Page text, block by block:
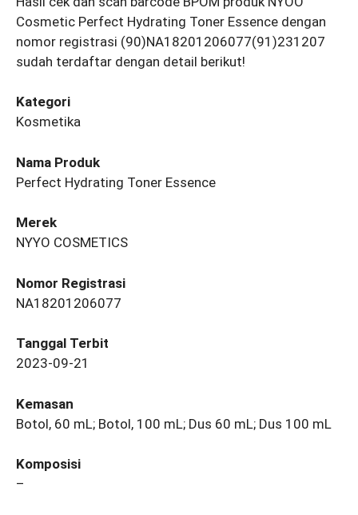
Cosmetic Perfect Hydrating Toner Essence dengan
nomor registrasi (90)NA18201206077(91)231207
sudah terdaftar dengan detail berikut!
Kategori
Kosmetika
Nama Produk
Perfect Hydrating Toner Essence
Merek
NYYO COSMETICS
Nomor Registrasi
NA18201206077
Tanggal Terbit
2023-09-21
Kemasan
Botol, 60 mL; Botol, 100 mL; Dus 60 mL; Dus 100 mL
Komposisi
–